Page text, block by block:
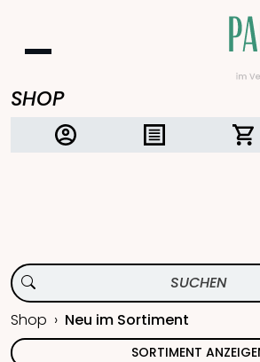
SHOP
Shop Neu im Sortiment
SORTIMENT